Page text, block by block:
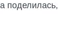
поделилась,